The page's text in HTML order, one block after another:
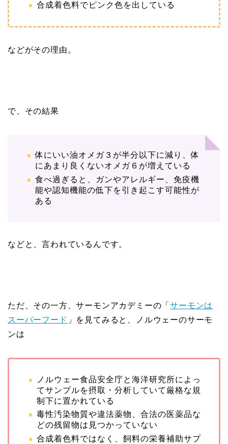
合成着色料でピンク色を出している
などがその理由。
で、その結果
体にいい油オメガ３が半分以下に減り、体
にあまり良くないオメガ６が増えている
食べ過ぎると、ガンやアレルギー、免疫機
能や認知機能の低下を引き起こす可能性が
ある
などと、言われているんです。
ただ、その一方、サーモンアカデミーの「サーモンは
スーパーフード 」を見てみると、ノルウェーのサーモ
ンは
ノルウェー食品安全庁と海洋研究所によっ
てサンプルを摂取・分析していて厳格な規
制下に置かれている
毒性汚染物質や違法薬物、合法の医薬品な
どの残留物は見つかっていない
合成着色料ではなく、飼料の栄養補助サプ